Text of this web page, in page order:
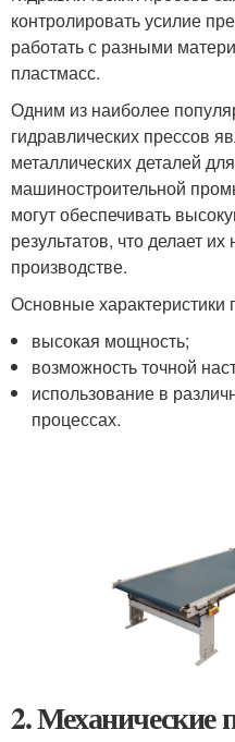
контролировать усилие
работать с разными
пластмасс.
Одним из наиболее
гидравлических прессов
металлических деталей
машиностроительной
могут обеспечивать
результатов, что делает
производстве.
Основные характеристики
высокая мощность;
возможность точной
использование в
процессах.
2.Механические